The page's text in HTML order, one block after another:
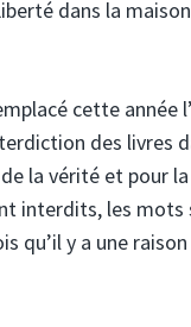
dans la
cette année
des livres
la vérité et pour
interdits, les
qu’il y a une